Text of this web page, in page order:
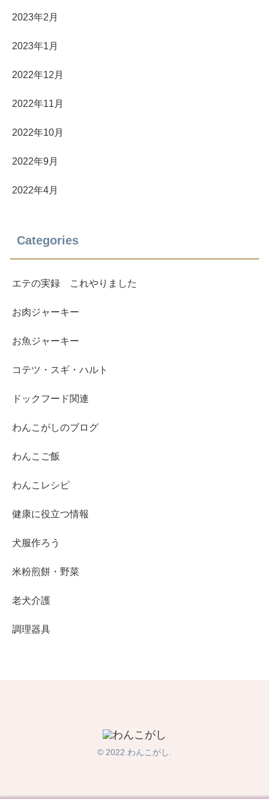
2023年2月
2023年1月
2022年12月
2022年11月
2022年10月
2022年9月
2022年4月
Categories
エテの実録 これやりました
お肉ジャーキー
お魚ジャーキー
コテツ・スギ・ハルト
ドックフード関連
わんこがしのブログ
わんこご飯
わんこレシピ
健康に役立つ情報
犬服作ろう
米粉煎餅・野菜
老犬介護
調理器具
© 2022 わんこがし.